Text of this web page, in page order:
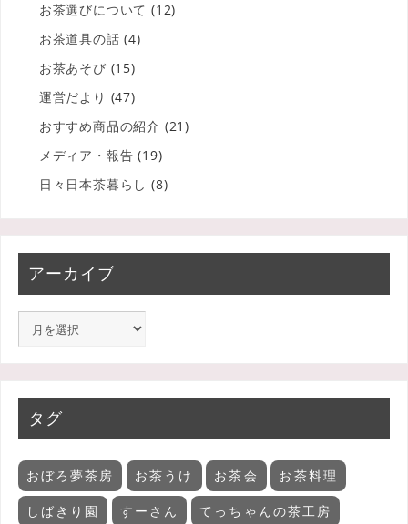
お茶選びについて (12)
お茶道具の話 (4)
お茶あそび (15)
運営だより (47)
おすすめ商品の紹介 (21)
メディア・報告 (19)
日々日本茶暮らし (8)
アーカイブ
タグ
おぼろ夢茶房 お茶うけ お茶会 お茶料理
しばきり園 すーさん てっちゃんの茶工房